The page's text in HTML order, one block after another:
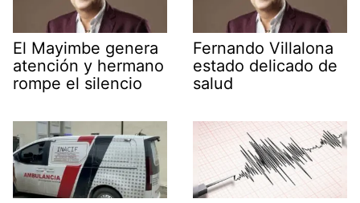
El Mayimbe genera
atención y hermano
rompe el silencio
Fernando Villalona
estado delicado de
salud